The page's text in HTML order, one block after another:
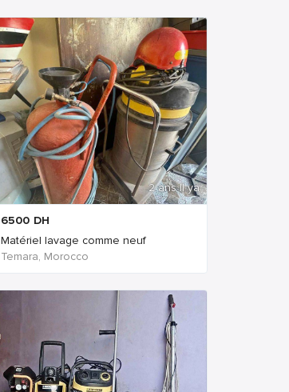
2 ans Il ya
6500 DH
Matériel lavage comme neuf
Temara, Morocco